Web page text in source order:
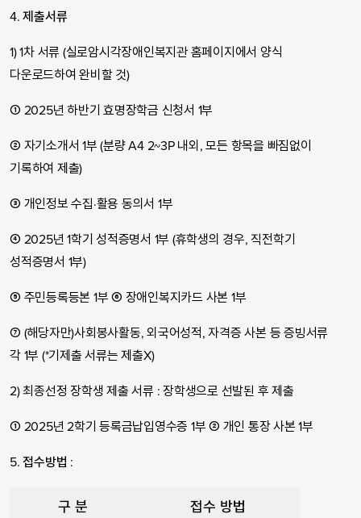
4.제출서류
1) 1차 서류 (실로암시각장애인복지관 홈페이지에서 양식
다운로드하여 완비할 것)
① 2025년 하반기 효명장학금 신청서 1부
② 자기소개서 1부 (분량 A4 2~3P 내외, 모든 항목을 빠짐없이
기록하여 제출)
③ 개인정보 수집·활용 동의서 1부
④ 2025년 1학기 성적증명서 1부 (휴학생의 경우, 직전학기
성적증명서 1부)
⑤ 주민등록등본 1부 ⑥ 장애인복지카드 사본 1부
⑦ (해당자만)사회봉사활동, 외국어성적, 자격증 사본 등 증빙서류
각 1부 (*기제출 서류는 제출X)
2) 최종선정 장학생 제출 서류 : 장학생으로 선발된 후 제출
① 2025년 2학기 등록금납입영수증 1부 ② 개인 통장 사본 1부
5.접수방법 :
구 분 접수 방법